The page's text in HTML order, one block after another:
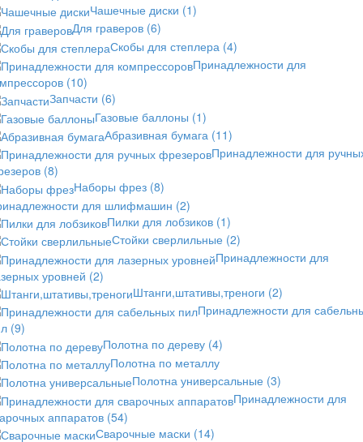
Чашечные диски (1)
Для граверов (6)
Скобы для степлера (4)
Принадлежности для
(10)
Запчасти (6)
Газовые баллоны (1)
Абразивная бумага (11)
Принадлежности для
(8)
Наборы фрез (8)
для шлифмашин (2)
Пилки для лобзиков (1)
Стойки сверлильные (2)
Принадлежности для
уровней (2)
Штанги,штативы,треноги (2)
Принадлежности для
(9)
Полотна по дереву (4)
Полотна по металлу
Полотна универсальные (3)
Принадлежности для
аппаратов (54)
Сварочные маски (14)